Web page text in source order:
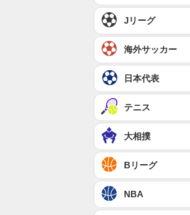
Jリーグ
海外サッカー
日本代表
テニス
大相撲
Bリーグ
NBA